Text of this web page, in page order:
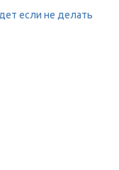
если не делать